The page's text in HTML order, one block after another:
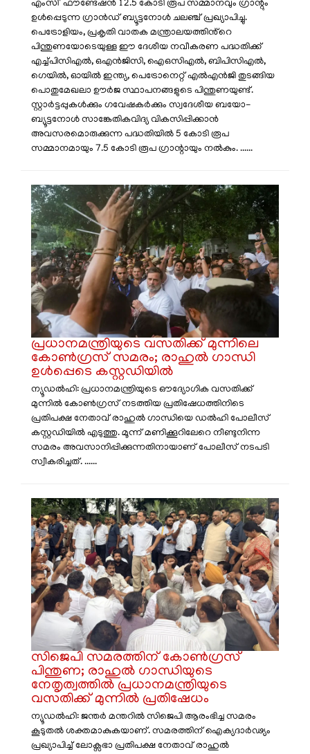
എംസി² ഫൗണ്ടേഷൻ 12.5 കോടി രൂപ സമ്മാനവും ഗ്രാന്റും
ഉൾപ്പെടുന്ന ഗ്രാൻഡ് ബ്യൂട്ടനോൾ ചലഞ്ച് പ്രഖ്യാപിച്ചു.
പെട്രോളിയം, പ്രകൃതി വാതക മന്ത്രാലയത്തിൻ്റെ
പിന്തുണയോടെയുള്ള ഈ ദേശീയ നവീകരണ പദ്ധതിക്ക്
എച്ച്പിസിഎൽ, ഒഎൻജിസി, ഐഒസിഎൽ, ബിപിസിഎൽ,
ഗെയിൽ, ഓയിൽ ഇന്ത്യ, പെട്രോനെറ്റ് എൽഎൻജി തുടങ്ങിയ
പൊതുമേഖലാ ഊർജ സ്ഥാപനങ്ങളുടെ പിന്തുണയുണ്ട്.
സ്റ്റാർട്ടപ്പുകൾക്കും ഗവേഷകർക്കും സ്വദേശീയ ബയോ-
ബ്യൂട്ടനോൾ സാങ്കേതികവിദ്യ വികസിപ്പിക്കാൻ
അവസരമൊരുക്കുന്ന പദ്ധതിയിൽ 5 കോടി രൂപ
സമ്മാനമായും 7.5 കോടി രൂപ ഗ്രാന്റായും നൽകും. ......
പ്രധാനമന്ത്രിയുടെ വസതിക്ക് മുന്നിലെ
കോൺഗ്രസ് സമരം; രാഹുൽ ഗാന്ധി
ഉൾപ്പെടെ കസ്റ്റഡിയിൽ
ന്യൂഡൽഹി: പ്രധാനമന്ത്രിയുടെ ഔദ്യോഗിക വസതിക്ക്
മുന്നിൽ കോൺഗ്രസ് നടത്തിയ പ്രതിഷേധത്തിനിടെ
പ്രതിപക്ഷ നേതാവ് രാഹുൽ ഗാന്ധിയെ ഡൽഹി പോലീസ്
കസ്റ്റഡിയിൽ എടുത്തു. മൂന്ന് മണിക്കൂറിലേറെ നീണ്ടുനിന്ന
സമരം അവസാനിപ്പിക്കുന്നതിനായാണ് പോലീസ് നടപടി
സ്വീകരിച്ചത്. ......
സിജെപി സമരത്തിന് കോൺഗ്രസ്
പിന്തുണ; രാഹുൽ ഗാന്ധിയുടെ
നേതൃത്വത്തിൽ പ്രധാനമന്ത്രിയുടെ
വസതിക്ക് മുന്നിൽ പ്രതിഷേധം
ന്യൂഡൽഹി: ജന്തർ മന്തറിൽ സിജെപി ആരംഭിച്ച സമരം
കൂടുതൽ ശക്തമാകുകയാണ്. സമരത്തിന് ഐക്യദാർഢ്യം
പ്രഖ്യാപിച്ച് ലോക്സഭാ പ്രതിപക്ഷ നേതാവ് രാഹുൽ